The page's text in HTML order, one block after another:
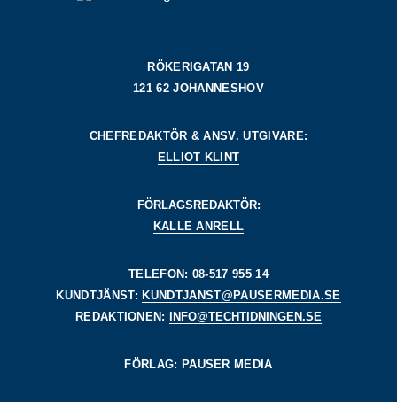
RÖKERIGATAN 19
121 62 JOHANNESHOV
CHEFREDAKTÖR & ANSV. UTGIVARE:
ELLIOT KLINT
FÖRLAGSREDAKTÖR:
KALLE ANRELL
TELEFON: 08-517 955 14
KUNDTJÄNST: KUNDTJANST@PAUSERMEDIA.SE
REDAKTIONEN:
INFO@TECHTIDNINGEN.SE
FÖRLAG: PAUSER MEDIA